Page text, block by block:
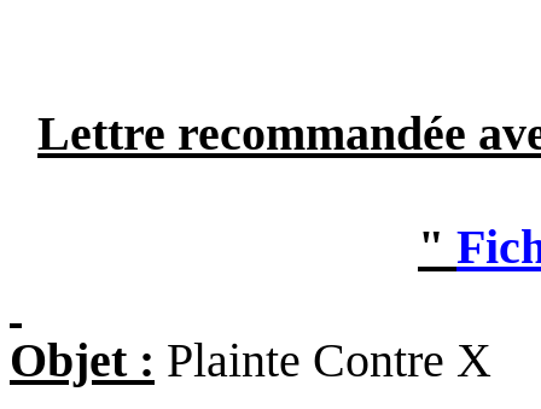
Lettre recommandée
"
Objet : Plainte Contre X